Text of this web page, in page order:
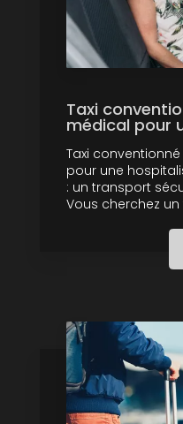
Taxi
médical pour
Taxi
pour une
: un transport
Vous cherchez un